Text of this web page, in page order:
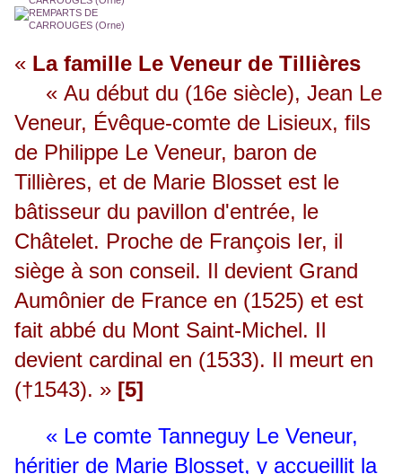
« La famille Le Veneur de Tillières
« Au début du (16e siècle), Jean Le
Veneur, Évêque-comte de Lisieux, fils
de Philippe Le Veneur, baron de
Tillières, et de Marie Blosset est le
bâtisseur du pavillon d'entrée, le
Châtelet. Proche de François Ier, il
siège à son conseil. Il devient Grand
Aumônier de France en (1525) et est
fait abbé du Mont Saint-Michel. Il
devient cardinal en (1533). Il meurt en
(†1543). » [5]
« Le comte Tanneguy Le Veneur,
héritier de Marie Blosset, y accueillit la